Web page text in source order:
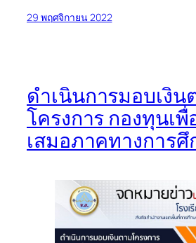
29 พฤศจิกายน 2022
ดำเนินการมอบเงิน
โครงการ กองทุนเ
เสมอภาคทางการ